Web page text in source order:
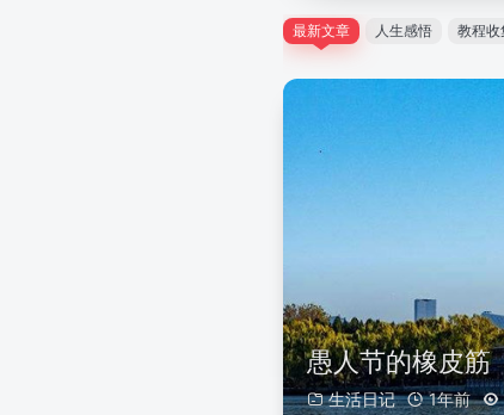
最新文章 人生感悟 教程收
愚人节的橡皮筋
生活日记 1年前